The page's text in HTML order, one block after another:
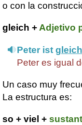
o con la
gleich +Adjetivo
Peter ist
Peter es igual
Un caso muy
La estructura es:
so + viel +